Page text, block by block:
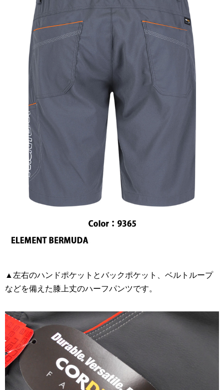
▲左右のハンドポケットとバックポケット、ベルトループ
などを備えた膝上丈のハーフパンツです。